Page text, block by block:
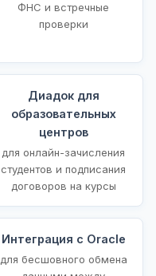
ФНС и встречные
проверки
Диадок для
образовательных
центров
для онлайн-зачисления
студентов и подписания
договоров на курсы
Интеграция с Oracle
для бесшовного обмена